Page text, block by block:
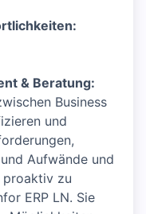
& Beratung:
Business
und
Aufwände und
proaktiv zu
ERP LN. Sie